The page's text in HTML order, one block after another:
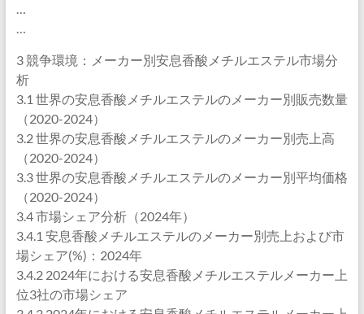
…
…
3 競争環境：メーカー別安息香酸メチルエステル市場分
析
3.1 世界の安息香酸メチルエステルのメーカー別販売数量
（2020-2024）
3.2 世界の安息香酸メチルエステルのメーカー別売上高
（2020-2024）
3.3 世界の安息香酸メチルエステルのメーカー別平均価格
（2020-2024）
3.4 市場シェア分析（2024年）
3.4.1 安息香酸メチルエステルのメーカー別売上および市
場シェア(%)：2024年
3.4.2 2024年における安息香酸メチルエステルメーカー上
位3社の市場シェア